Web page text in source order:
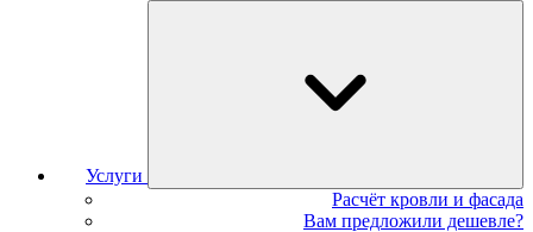
Услуги
Расчёт кровли и фасада
Вам предложили дешевле?